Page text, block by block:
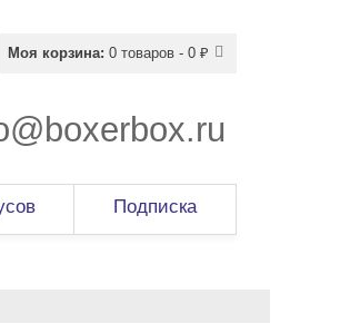
Моя корзина: 0 товаров - 0 ₽
Подписка